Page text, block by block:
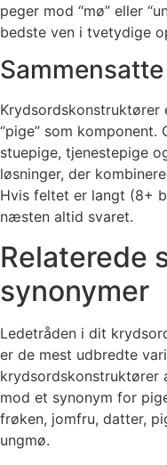
peger mod “mø” eller
bedste ven i tvetydige
Krydsordskonstruktører
“pige” som komponent.
stuepige, tjenestepige
løsninger, der
Hvis feltet er langt (8+
næsten altid svaret.
Relaterede
synonymer
Ledetråden i dit
er de mest udbredte
krydsordskonstruktører
mod et synonym for
frøken, jomfru, datter,
ungmø.